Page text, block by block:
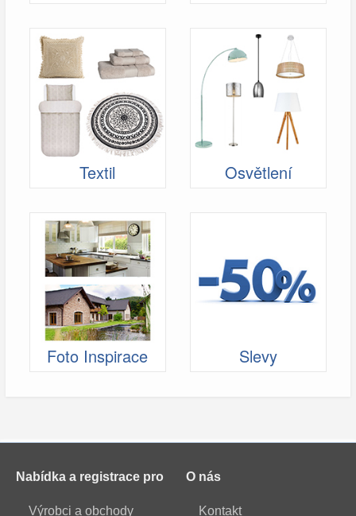
Textil Osvětlení
Foto Inspirace Slevy
Nabídka a registrace pro
Výrobci a obchody
O nás
Kontakt